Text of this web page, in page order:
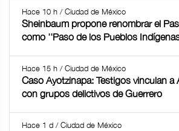
Hace 10 h / Ciudad de México
Sheinbaum propone renombrar el
como ''Paso de los Pueblos
Hace 15 h / Ciudad de México
Caso Ayotzinapa: Testigos vinculan a
con grupos delictivos de Guerrero
Hace 1 d / Ciudad de México